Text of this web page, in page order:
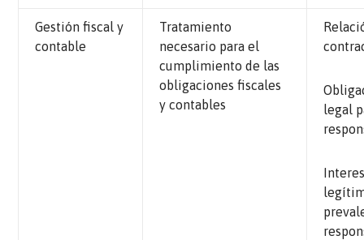
Gestión fiscal y
contable
Tratamiento
necesario para el
cumplimiento de las
obligaciones fiscales
y contables
legal